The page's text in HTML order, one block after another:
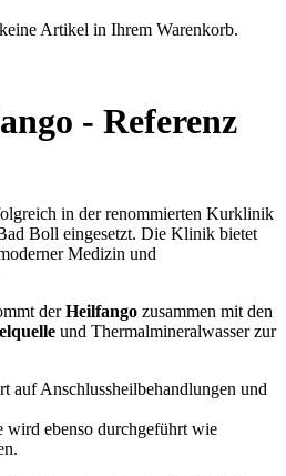
Artikel in Ihrem Warenkorb.
- Referenz
in der renommierten Kurklinik
Boll eingesetzt. Die Klinik bietet
Medizin und
derHeilfango zusammen mit den
und Thermalmineralwasser zur
auf Anschlussheilbehandlungen und
wird ebenso durchgeführt wie